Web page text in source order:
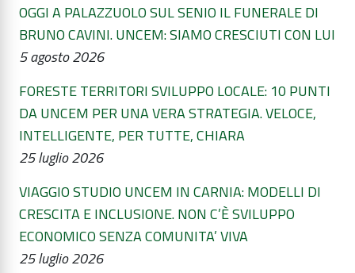
OGGI A PALAZZUOLO SUL SENIO IL FUNERALE DI
BRUNO CAVINI. UNCEM: SIAMO CRESCIUTI CON LUI
5 agosto 2026
FORESTE TERRITORI SVILUPPO LOCALE: 10 PUNTI
DA UNCEM PER UNA VERA STRATEGIA. VELOCE,
INTELLIGENTE, PER TUTTE, CHIARA
25 luglio 2026
VIAGGIO STUDIO UNCEM IN CARNIA: MODELLI DI
CRESCITA E INCLUSIONE. NON C’È SVILUPPO
ECONOMICO SENZA COMUNITA’ VIVA
25 luglio 2026